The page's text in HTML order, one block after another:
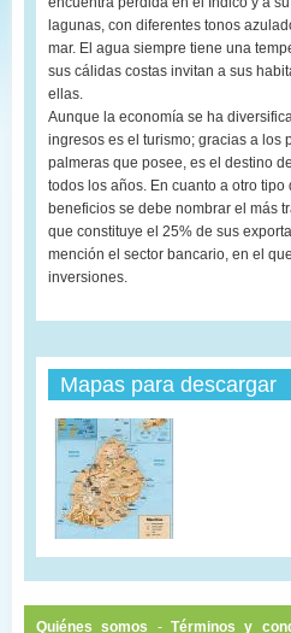
lagunas, con diferentes tonos
mar. El agua siempre tiene una
sus cálidas costas invitan a sus
ellas.
Aunque la economía se ha
ingresos es el turismo; gracias a los
palmeras que posee, es el destino
todos los años. En cuanto a otro tipo
beneficios se debe nombrar el más
que constituye el 25% de sus
mención el sector bancario, en el
inversiones.
Mapas para descargar
Quiénes somos - Términos y